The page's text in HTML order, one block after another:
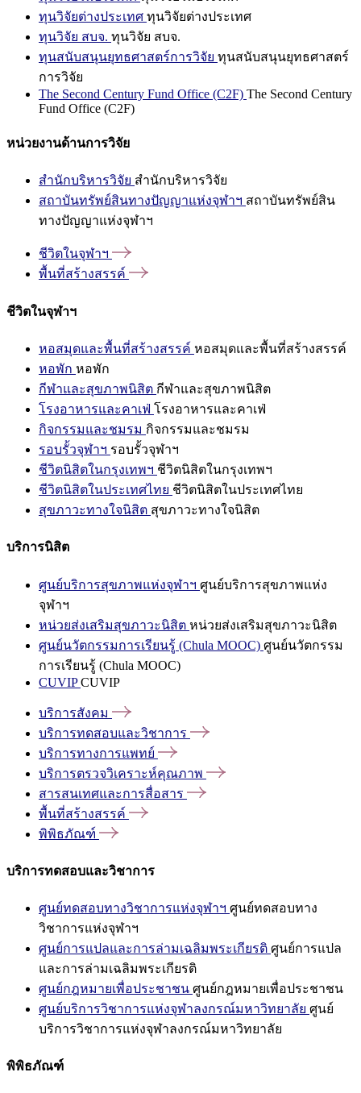
ทุนวิจัยต่างประเทศ ทุนวิจัยต่างประเทศ
ทุนวิจัย สบจ. ทุนวิจัย สบจ.
ทุนสนับสนุนยุทธศาสตร์การวิจัย ทุนสนับสนุนยุทธศาสตร์
การวิจัย
The Second Century Fund Office (C2F) The Second Century
Fund Office (C2F)
หน่วยงานด้านการวิจัย
สำนักบริหารวิจัย สำนักบริหารวิจัย
สถาบันทรัพย์สินทางปัญญาแห่งจุฬาฯ สถาบันทรัพย์สิน
ทางปัญญาแห่งจุฬาฯ
ชีวิตในจุฬาฯ
พื้นที่สร้างสรรค์
ชีวิตในจุฬาฯ
หอสมุดและพื้นที่สร้างสรรค์ หอสมุดและพื้นที่สร้างสรรค์
หอพัก หอพัก
กีฬาและสุขภาพนิสิต กีฬาและสุขภาพนิสิต
โรงอาหารและคาเฟ่ โรงอาหารและคาเฟ่
กิจกรรมและชมรม กิจกรรมและชมรม
รอบรั้วจุฬาฯ รอบรั้วจุฬาฯ
ชีวิตนิสิตในกรุงเทพฯ ชีวิตนิสิตในกรุงเทพฯ
ชีวิตนิสิตในประเทศไทย ชีวิตนิสิตในประเทศไทย
สุขภาวะทางใจนิสิต สุขภาวะทางใจนิสิต
บริการนิสิต
ศูนย์บริการสุขภาพแห่งจุฬาฯ ศูนย์บริการสุขภาพแห่ง
จุฬาฯ
หน่วยส่งเสริมสุขภาวะนิสิต หน่วยส่งเสริมสุขภาวะนิสิต
ศูนย์นวัตกรรมการเรียนรู้ (Chula MOOC) ศูนย์นวัตกรรม
การเรียนรู้ (Chula MOOC)
CUVIPCUVIP
บริการสังคม
บริการทดสอบและวิชาการ
บริการทางการแพทย์
บริการตรวจวิเคราะห์คุณภาพ
สารสนเทศและการสื่อสาร
พื้นที่สร้างสรรค์
พิพิธภัณฑ์
บริการทดสอบและวิชาการ
ศูนย์ทดสอบทางวิชาการแห่งจุฬาฯ ศูนย์ทดสอบทาง
วิชาการแห่งจุฬาฯ
ศูนย์การแปลและการล่ามเฉลิมพระเกียรติ ศูนย์การแปล
และการล่ามเฉลิมพระเกียรติ
ศูนย์กฎหมายเพื่อประชาชน ศูนย์กฎหมายเพื่อประชาชน
ศูนย์บริการวิชาการแห่งจุฬาลงกรณ์มหาวิทยาลัย ศูนย์
บริการวิชาการแห่งจุฬาลงกรณ์มหาวิทยาลัย
พิพิธภัณฑ์